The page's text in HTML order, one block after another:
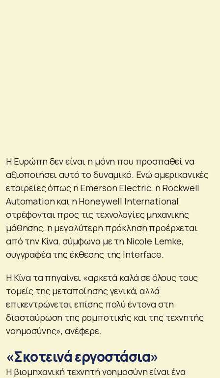
Η Ευρώπη δεν είναι η μόνη που προσπαθεί να
αξιοποιήσει αυτό το δυναμικό. Ενώ αμερικανικές
εταιρείες όπως η Emerson Electric, η Rockwell
Automation και η Honeywell International
στρέφονται προς τις τεχνολογίες μηχανικής
μάθησης, η μεγαλύτερη πρόκληση προέρχεται
από την Κίνα, σύμφωνα με τη Nicole Lemke,
συγγραφέα της έκθεσης της Interface.
Η Κίνα τα πηγαίνει «αρκετά καλά σε όλους τους
τομείς της μεταποίησης γενικά, αλλά
επικεντρώνεται επίσης πολύ έντονα στη
διασταύρωση της ρομποτικής και της τεχνητής
νοημοσύνης», ανέφερε.
«Σκοτεινά εργοστάσια»
Η βιομηχανική τεχνητή νοημοσύνη είναι ένα